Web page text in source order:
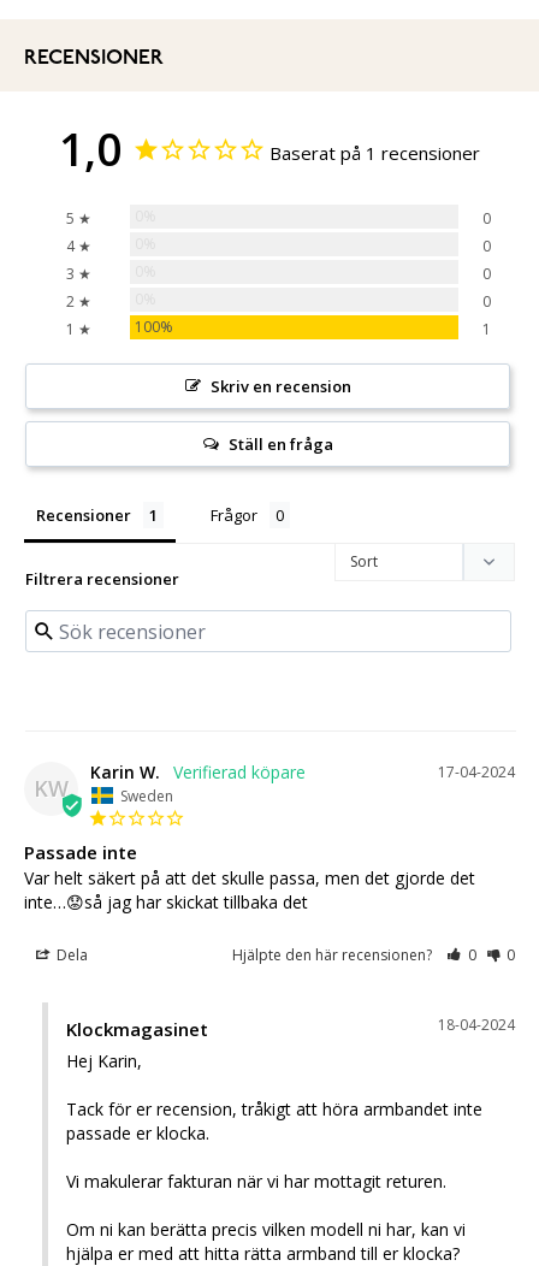
RECENSIONER
1,0 Baserat på 1 recensioner
5 ★
0
4 ★
0
3 ★
0
2 ★
0
1 ★
100% 1
Skriv en recension
Ställ en fråga
Recensioner Frågor
Filtrera recensioner
KW
17-04-2024
Karin W.
Sweden
Passade inte
Var helt säkert på att det skulle passa, men det gjorde det
inte…😟så jag har skickat tillbaka det
Dela Hjälpte den här recensionen? 0 0
18-04-2024
Klockmagasinet
Hej Karin,
Tack för er recension, tråkigt att höra armbandet inte
passade er klocka.
Vi makulerar fakturan när vi har mottagit returen.
Om ni kan berätta precis vilken modell ni har, kan vi
hjälpa er med att hitta rätta armband till er klocka?